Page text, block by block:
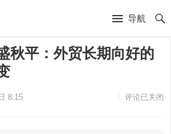
导航
秋平：外贸长期向好的
8:15 评论已关闭